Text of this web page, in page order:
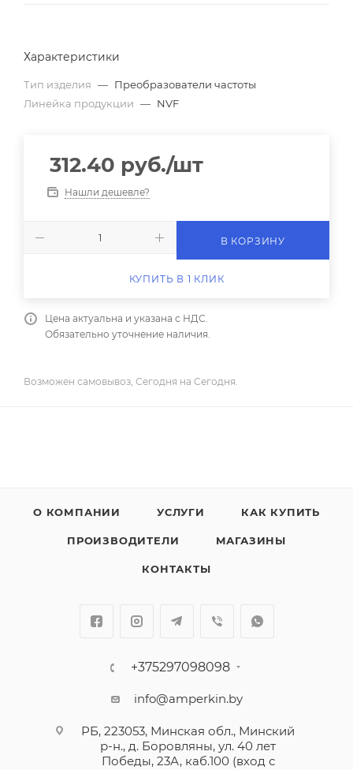
Характеристики
Тип изделия — Преобразователи частоты
Линейка продукции — NVF
312.40 руб./шт
Нашли дешевле?
В КОРЗИНУ
КУПИТЬ В 1 КЛИК
Цена актуальна и указана с НДС.
Обязательно уточнение наличия.
Возможен самовывоз, Сегодня на Сегодня.
О КОМПАНИИ УСЛУГИ КАК КУПИТЬ
ПРОИЗВОДИТЕЛИ МАГАЗИНЫ
КОНТАКТЫ
+375297098098
info@amperkin.by
РБ, 223053, Минская обл., Минский
р-н., д. Боровляны, ул. 40 лет
Победы, 23А, каб.100 (вход с